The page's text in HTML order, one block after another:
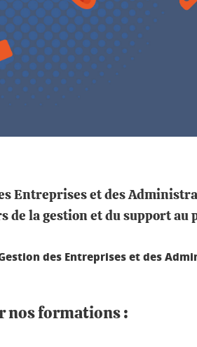
Entreprises et des
de la gestion et du support au
des Entreprises et des
nos formations :